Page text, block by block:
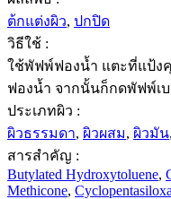
ต้กแต่งผิว, ปกปิด
วิธีใช้ :
ใช้พัฟพ์ฟองน้ำ แตะที่แป้
ฟองน้ำ จากนั้นก็กดพัฟพ์เบ
ประเภทผิว :
ผิวธรรมดา, ผิวผสม, ผิวมัน,
สารสำคัญ :
Butylated Hydroxytoluene,
Methicone,